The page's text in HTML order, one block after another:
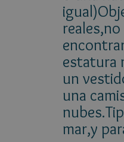
estatura
un
una
mar,y